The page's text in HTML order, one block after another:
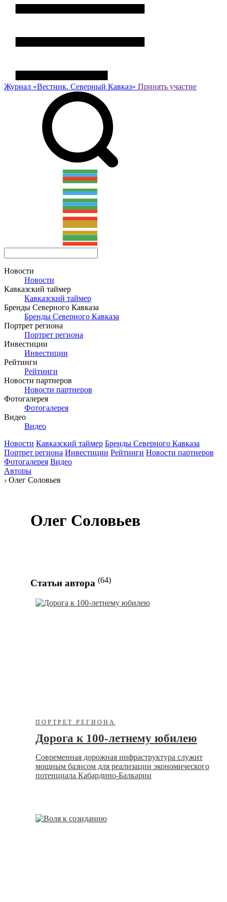
Журнал «Вестник. Северный Кавказ» Принять участие
Новости
Новости
Кавказский таймер
Кавказский таймер
Бренды Северного Кавказа
Бренды Северного Кавказа
Портрет региона
Портрет региона
Инвестиции
Инвестиции
Рейтинги
Рейтинги
Новости партнеров
Новости партнеров
Фотогалерея
Фотогалерея
Видео
Видео
Новости Кавказский таймер Бренды Северного Кавказа
Портрет региона Инвестиции Рейтинги Новости партнеров
Фотогалерея Видео
Авторы
› Олег Соловьев
Олег Соловьев
Статьи автора (64)
ПОРТРЕТ РЕГИОНА
Дорога к 100-летнему юбилею
Современная дорожная инфраструктура служит
мощным базисом для реализации экономического
потенциала Кабардино-Балкарии